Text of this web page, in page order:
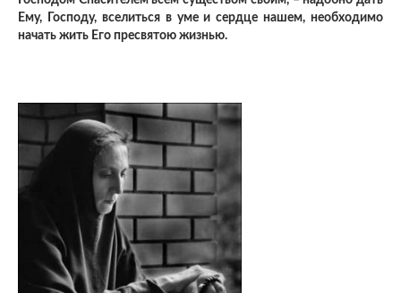
Ему, Господу, вселиться в уме и сердце нашем, необходимо
начать жить Его пресвятою жизнью.